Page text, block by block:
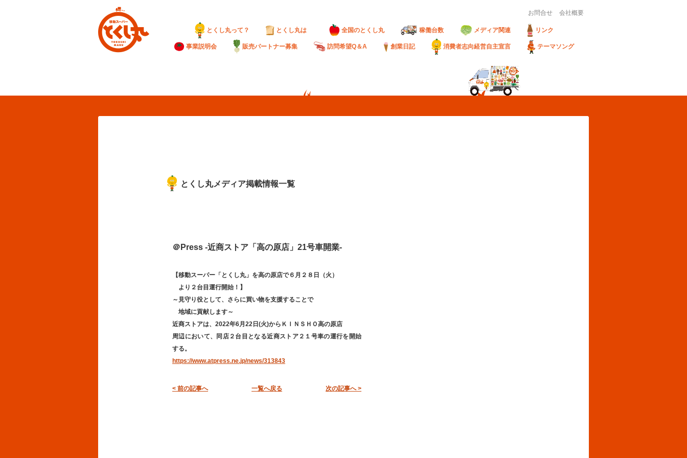
とくし丸って？ とくし丸は 全国のとくし丸 稼働台数 メディア関連 リンク
事業説明会 販売パートナー募集 訪問希望Q＆A 創業日記 消費者志向経営自主宣言 テーマソング
お問合せ 会社概要
とくし丸メディア掲載情報一覧
＠Press -近商ストア「高の原店」21号車開業-
【移動スーパー「とくし丸」を高の原店で６月２８日（火）
より２台目運行開始！】
～見守り役として、さらに買い物を支援することで
地域に貢献します～
近商ストアは、2022年6月22日(火)からＫＩＮＳＨＯ高の原店
周辺において、同店２台目となる近商ストア２１号車の運行を開始
する。
https://www.atpress.ne.jp/news/313843
< 前の記事へ 一覧へ戻る 次の記事へ >